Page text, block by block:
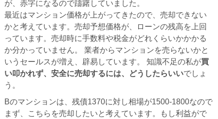
が、赤字になるので躊躇していました。
最近はマンション価格が上がってきたので、売却できない
かと考えています。売却予想価格が、ローンの残高を上回
っています。売却時に手数料や税金がどれくらいかかかる
か分かっていません。 業者からマンションを売らないかと
いうセールスが増え、辟易しています。 知識不足の私が買
い叩かれず、安全に売却するには、どうしたらいいでしょ
う。
Bのマンションは、残債1370に対し相場が1500-1800なので
まず、こちらを売却したいと考えています。もし利益がで